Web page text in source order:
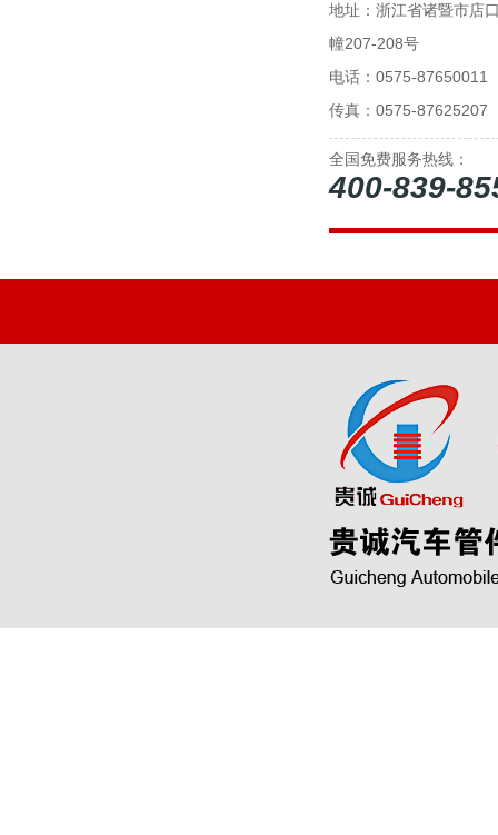
地址：浙江省诸暨市店
幢207-208号
电话：0575-87650011
传真：0575-87625207
全国免费服务热线：
400-839-